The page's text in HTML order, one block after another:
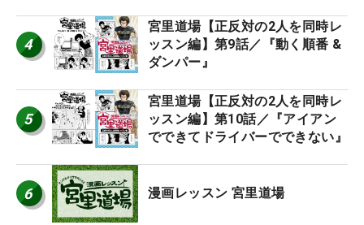
4
宮里道場【正反対の2人を同時レ
ッスン編】第9話／『動く順番 &
ダンパー』
5
宮里道場【正反対の2人を同時レ
ッスン編】第10話／『アイアン
でできてドライバーでできない』
6 漫画レッスン 宮里道場